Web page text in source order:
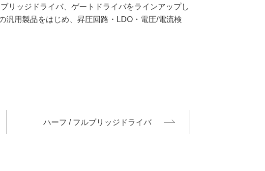
リッジドライバ、ゲートドライバをラインアップし
汎用製品をはじめ、昇圧回路・LDO・電圧/電流検
ハーフ / フルブリッジドライバ